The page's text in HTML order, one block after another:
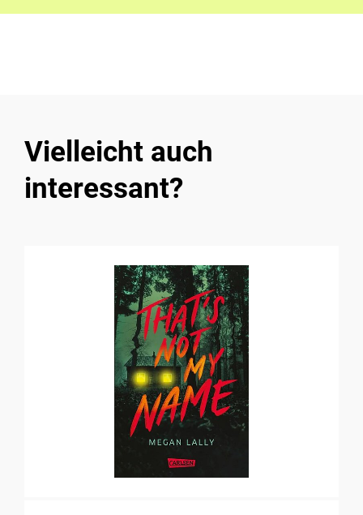
Vielleicht auch
interessant?